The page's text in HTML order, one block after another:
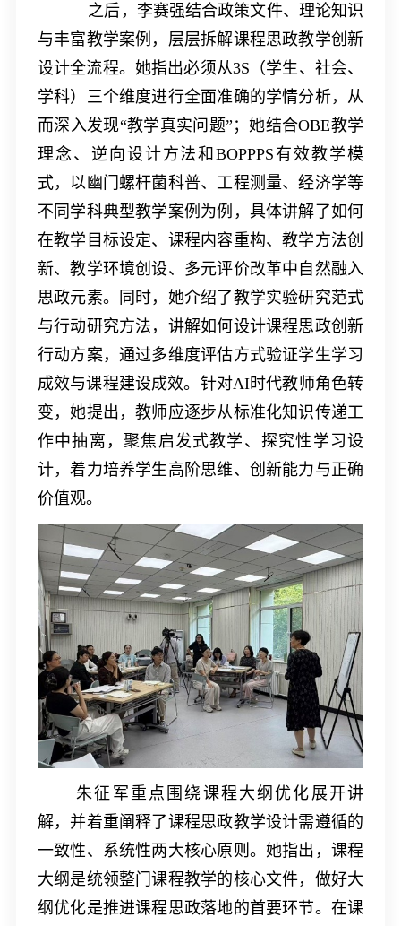
之后，李赛强结合政策文件、理论知识
与丰富教学案例，层层拆解课程思政教学创新
设计全流程。她指出必须从3S （学生、社会、
学科）三个维度进行全面准确的学情分析，从
而深入发现“教学真实问题”；她结合OBE教学
理念、逆向设计方法和BOPPPS 有效教学模
式，以幽门螺杆菌科普、工程测量、经济学等
不同学科典型教学案例为例，具体讲解了如何
在教学目标设定、课程内容重构、教学方法创
新、教学环境创设、多元评价改革中自然融入
思政元素。同时，她介绍了教学实验研究范式
与行动研究方法，讲解如何设计课程思政创新
行动方案，通过多维度评估方式验证学生学习
成效与课程建设成效。针对AI时代教师角色转
变，她提出，教师应逐步从标准化知识传递工
作中抽离，聚焦启发式教学、探究性学习设
计，着力培养学生高阶思维、创新能力与正确
价值观。
朱征军重点围绕课程大纲优化展开讲
解，并着重阐释了课程思政教学设计需遵循的
一致性、系统性两大核心原则。她指出，课程
大纲是统领整门课程教学的核心文件，做好大
纲优化是推进课程思政落地的首要环节。在课